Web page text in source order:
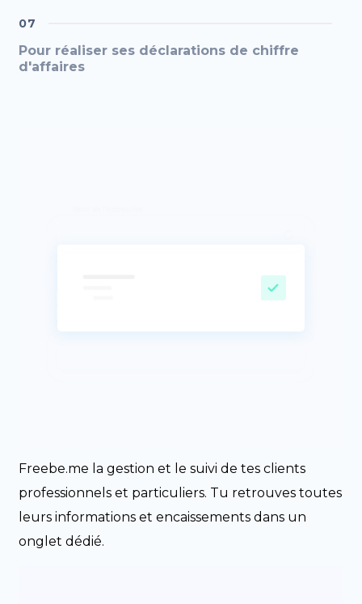
07
Pour réaliser ses déclarations de chiffre
d'affaires
Freebe.me la gestion et le suivi de tes clients
professionnels et particuliers. Tu retrouves toutes
leurs informations et encaissements dans un
onglet dédié.